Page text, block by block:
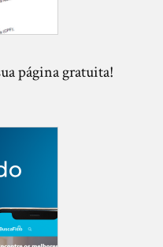
página gratuita!